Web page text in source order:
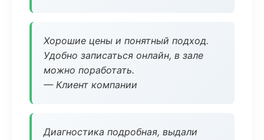
Хорошие цены и понятный подход.
Удобно записаться онлайн, в зале
можно поработать.
— Клиент компании
Диагностика подробная, выдали